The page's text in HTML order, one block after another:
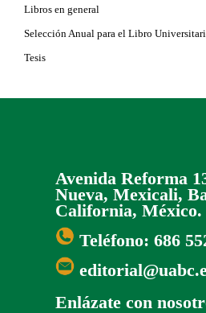
Libros en general
Selección Anual para el Libro
Tesis
Avenida Reforma
Nueva, Mexicali,
California, México.
Teléfono: 686
Enlázate con